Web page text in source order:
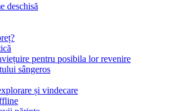
deschisă
pentru posibila lor revenire
sângeros
și vindecare